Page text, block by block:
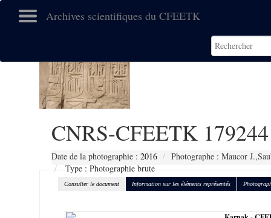
Archives scientifiques du CFEETK
CNRS-CFEETK 179244
Date de la photographie : 2016
Photographe : Maucor
Type : Photographie brute
Consulter le document Information sur les éléments représentés